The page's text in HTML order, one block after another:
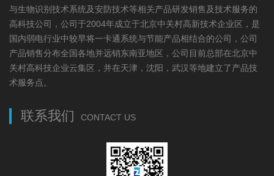
与生物识别技术系统及安防技术等相关产品研发销售及技术服务的
高科技公司，公司于2004年成立于北京中关村高新技术企业区，是
国内弱电行业中较早将一卡通系统与节能产品相结合的公司，公司
产品销售分布全国各地并远销东南亚地区，公司目前总部在北京中
关村高科技企业云集区，并在天津，沈阳，武汉等地建立了产品技
术服务点。
联系我们 CONTACT US